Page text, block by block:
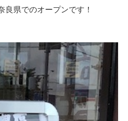
県でのオープンです！